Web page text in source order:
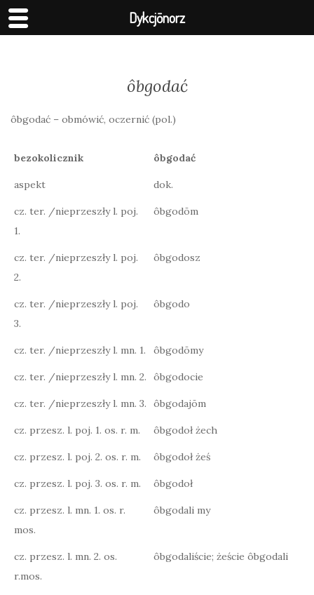
ôbgodać
ôbgodać – obmówić, oczernić (pol.)
bezokolicznik ôbgodać
aspekt dok.
cz. ter. /nieprzeszły l. poj.
1.
ôbgodōm
cz. ter. /nieprzeszły l. poj.
2.
ôbgodosz
cz. ter. /nieprzeszły l. poj.
3.
ôbgodo
cz. ter. /nieprzeszły l. mn. 1. ôbgodōmy
cz. ter. /nieprzeszły l. mn. 2. ôbgodocie
cz. ter. /nieprzeszły l. mn. 3. ôbgodajōm
cz. przesz. l. poj. 1. os. r. m. ôbgodoł żech
cz. przesz. l. poj. 2. os. r. m. ôbgodoł żeś
cz. przesz. l. poj. 3. os. r. m. ôbgodoł
cz. przesz. l. mn. 1. os. r.
mos.
ôbgodali my
cz. przesz. l. mn. 2. os.
r.mos.
ôbgodaliście; żeście ôbgodali
Dykcjōnorz